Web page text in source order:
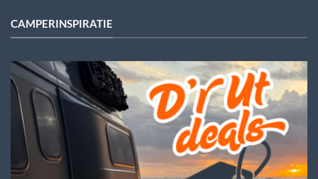
CAMPERINSPIRATIE